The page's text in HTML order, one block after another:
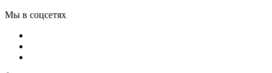
Мы в соцсетях